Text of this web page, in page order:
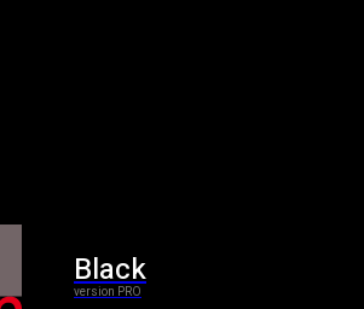
Black
version PRO